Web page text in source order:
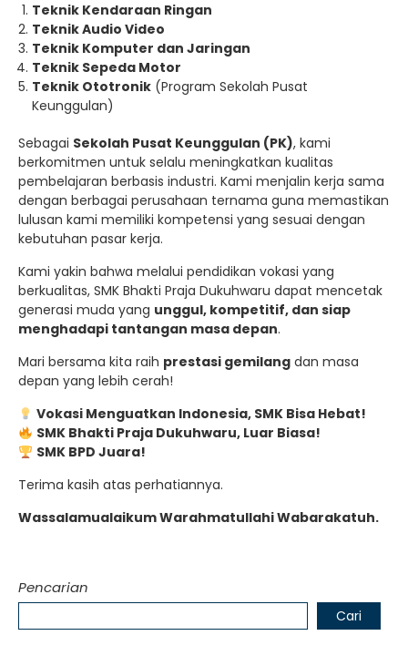
Teknik Kendaraan Ringan
Teknik Audio Video
Teknik Komputer dan Jaringan
Teknik Sepeda Motor
Teknik Ototronik (Program Sekolah Pusat
Keunggulan)
Sebagai Sekolah Pusat Keunggulan (PK), kami
berkomitmen untuk selalu meningkatkan kualitas
pembelajaran berbasis industri. Kami menjalin kerja sama
dengan berbagai perusahaan ternama guna memastikan
lulusan kami memiliki kompetensi yang sesuai dengan
kebutuhan pasar kerja.
Kami yakin bahwa melalui pendidikan vokasi yang
berkualitas, SMK Bhakti Praja Dukuhwaru dapat mencetak
generasi muda yang unggul, kompetitif, dan siap
menghadapi tantangan masa depan.
Mari bersama kita raih prestasi gemilang dan masa
depan yang lebih cerah!
Vokasi Menguatkan Indonesia, SMK Bisa Hebat!
SMK Bhakti Praja Dukuhwaru, Luar Biasa!
SMK BPD Juara!
Terima kasih atas perhatiannya.
Wassalamualaikum Warahmatullahi Wabarakatuh.
Pencarian
Cari